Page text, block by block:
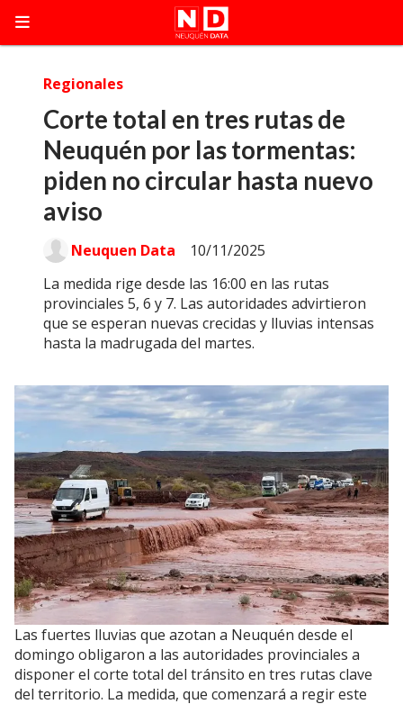
Corte total en tres rutas de
Neuquén por las tormentas:
piden no circular hasta nuevo
aviso
La medida rige desde las 16:00 en las rutas
provinciales 5, 6 y 7. Las autoridades advirtieron
que se esperan nuevas crecidas y lluvias intensas
hasta la madrugada del martes.
Regionales
10/11/2025
Neuquen Data
Las fuertes lluvias que azotan a Neuquén desde el
domingo obligaron a las autoridades provinciales a
disponer el corte total del tránsito en tres rutas clave
del territorio. La medida, que comenzará a regir este